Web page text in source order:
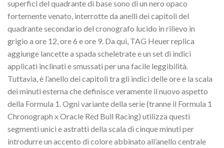
superfici del quadrante di base sono di un nero opaco
fortemente venato, interrotte da anelli dei capitoli del
quadrante secondario del cronografo lucido in rilievo in
grigio a ore 12, ore 6 e ore 9. Da qui, TAG Heuer replica
aggiunge lancette a spada scheletrate e un set di indici
applicati inclinati e smussati per una facile leggibilità.
Tuttavia, è l’anello dei capitoli tra gli indici delle ore e la scala
dei minuti esterna che definisce veramente il nuovo aspetto
della Formula 1. Ogni variante della serie (tranne il Formula 1
Chronograph x Oracle Red Bull Racing) utilizza questi
segmenti unici e astratti della scala di cinque minuti per
introdurre un accento di colore abbinato all’anello centrale